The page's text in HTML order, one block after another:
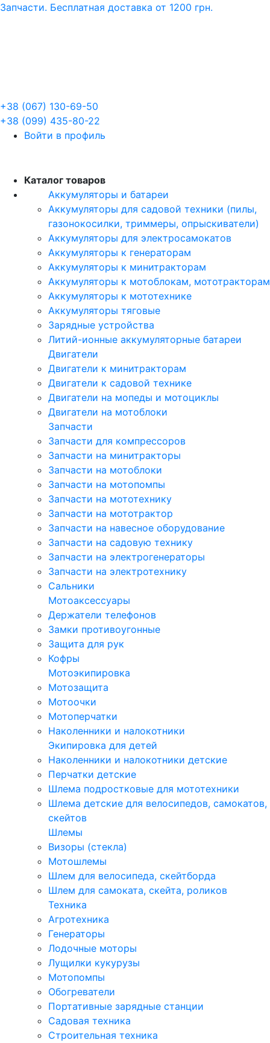
Запчасти. Бесплатная доставка от 1200 грн.
+38 (067) 130-69-50
+38 (099) 435-80-22
Войти в профиль
Каталог товаров
Аккумуляторы и батареи
Аккумуляторы для садовой техники (пилы,
газонокосилки, триммеры, опрыскиватели)
Аккумуляторы для электросамокатов
Аккумуляторы к генераторам
Аккумуляторы к минитракторам
Аккумуляторы к мотоблокам, мототракторам
Аккумуляторы к мототехнике
Аккумуляторы тяговые
Зарядные устройства
Литий-ионные аккумуляторные батареи
Двигатели
Двигатели к минитракторам
Двигатели к садовой технике
Двигатели на мопеды и мотоциклы
Двигатели на мотоблоки
Запчасти
Запчасти для компрессоров
Запчасти на минитракторы
Запчасти на мотоблоки
Запчасти на мотопомпы
Запчасти на мототехнику
Запчасти на мототрактор
Запчасти на навесное оборудование
Запчасти на садовую технику
Запчасти на электрогенераторы
Запчасти на электротехнику
Сальники
Мотоаксессуары
Держатели телефонов
Замки противоугонные
Защита для рук
Кофры
Мотоэкипировка
Мотозащита
Мотоочки
Мотоперчатки
Наколенники и налокотники
Экипировка для детей
Наколенники и налокотники детские
Перчатки детские
Шлема подростковые для мототехники
Шлема детские для велосипедов, самокатов,
скейтов
Шлемы
Визоры (стекла)
Мотошлемы
Шлем для велосипеда, скейтборда
Шлем для самоката, скейта, роликов
Техника
Агротехника
Генераторы
Лодочные моторы
Лущилки кукурузы
Мотопомпы
Обогреватели
Портативные зарядные станции
Садовая техника
Строительная техника